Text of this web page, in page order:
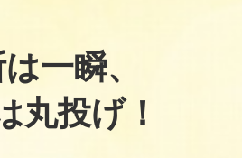
一瞬、
丸投げ！